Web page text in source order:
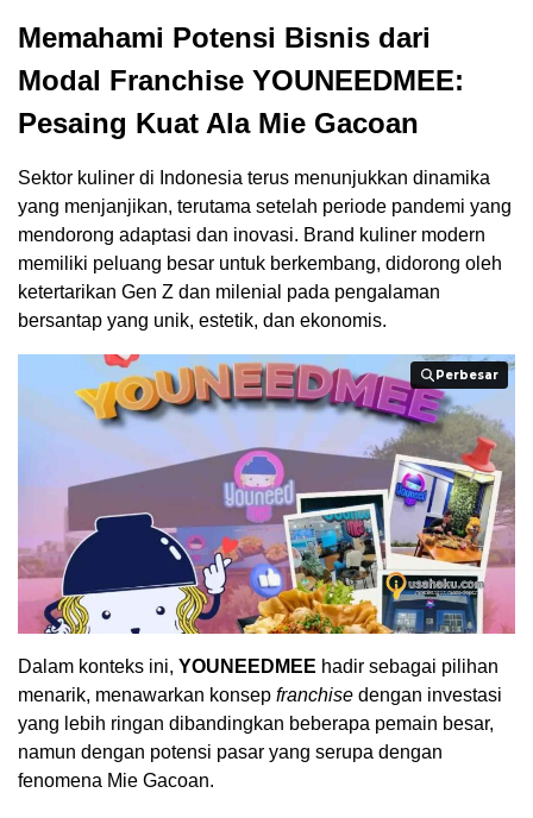
Memahami Potensi Bisnis dari
Modal Franchise YOUNEEDMEE:
Pesaing Kuat Ala Mie Gacoan
Sektor kuliner di Indonesia terus menunjukkan dinamika
yang menjanjikan, terutama setelah periode pandemi yang
mendorong adaptasi dan inovasi. Brand kuliner modern
memiliki peluang besar untuk berkembang, didorong oleh
ketertarikan Gen Z dan milenial pada pengalaman
bersantap yang unik, estetik, dan ekonomis.
Perbesar
Perbesar
Dalam konteks ini, YOUNEEDMEE hadir sebagai pilihan
menarik, menawarkan konsep franchise dengan investasi
yang lebih ringan dibandingkan beberapa pemain besar,
namun dengan potensi pasar yang serupa dengan
fenomena Mie Gacoan.